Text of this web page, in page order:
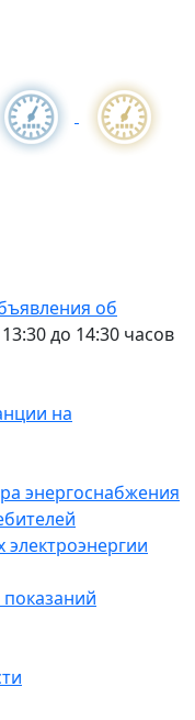
об
до 14:30 часов
на
энергоснабжения